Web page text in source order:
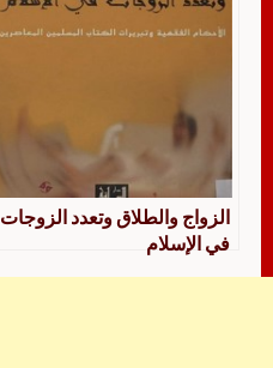
الزواج والطلاق وتعدد الزوجات
في الإسلام